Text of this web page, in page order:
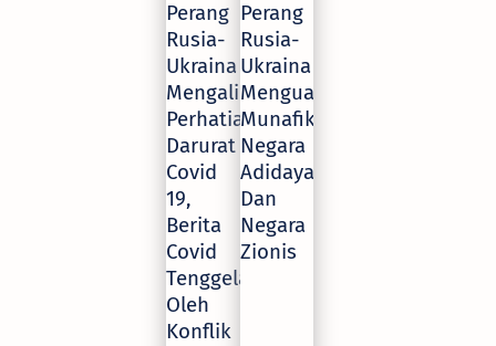
Perang
Rusia-
Ukraina
Mengalihkan
Perhatian
Darurat
Covid
19,
Berita
Covid
Tenggelam
Oleh
Konflik
Perang
Rusia-
Ukraina
Menguak
Munafik
Negara
Adidaya
Dan
Negara
Zionis